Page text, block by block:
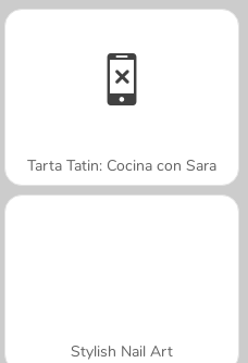
Tarta Tatin: Cocina con Sara
Stylish Nail Art